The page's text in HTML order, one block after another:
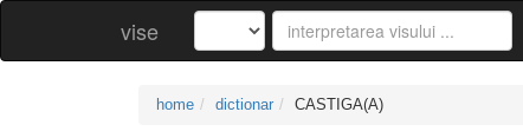
vise
home dictionar CASTIGA(A)